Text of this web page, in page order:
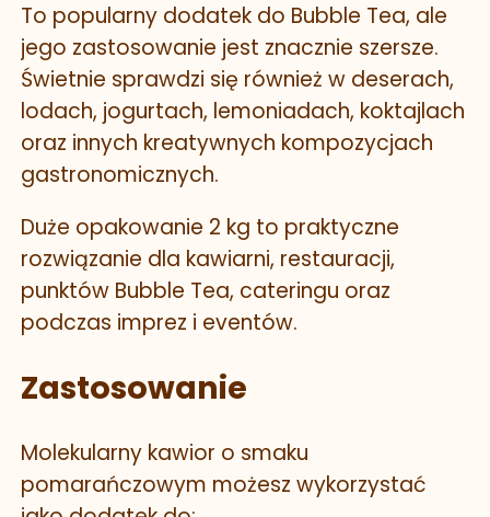
To popularny dodatek do Bubble Tea, ale
jego zastosowanie jest znacznie szersze.
Świetnie sprawdzi się również w deserach,
lodach, jogurtach, lemoniadach, koktajlach
oraz innych kreatywnych kompozycjach
gastronomicznych.
Duże opakowanie 2 kg to praktyczne
rozwiązanie dla kawiarni, restauracji,
punktów Bubble Tea, cateringu oraz
podczas imprez i eventów.
Zastosowanie
Molekularny kawior o smaku
pomarańczowym możesz wykorzystać